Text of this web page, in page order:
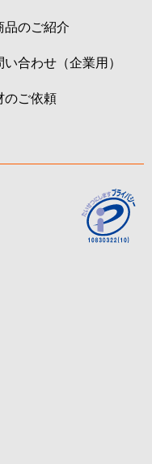
品のご紹介
い合わせ（企業用）
のご依頼